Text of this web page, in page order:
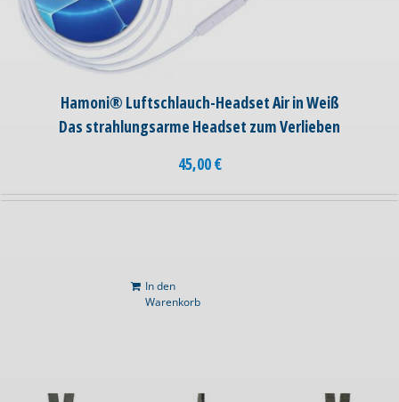
Hamoni® Luftschlauch-Headset Air in Weiß
Das strahlungsarme Headset zum Verlieben
45,00€
In den
Warenkorb